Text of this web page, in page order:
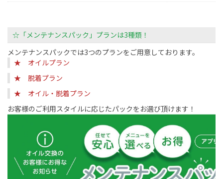
☆「メンテナンスパック」プランは3種類！
メンテナンスパックでは3つのプランをご用意しております。
★ オイルプラン
★ 脱着プラン
★ オイル・脱着プラン
お客様のご利用スタイルに応じたパックをお選び頂けます！